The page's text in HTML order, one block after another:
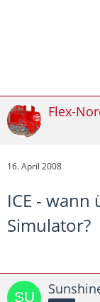
Flex-
16. April 2008
ICE -
Simulator?